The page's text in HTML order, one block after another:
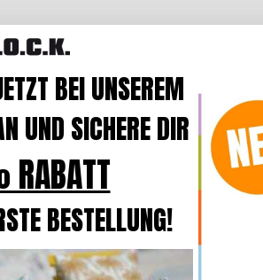
BEI UNSEREM
UND SICHERE DIR
BESTELLUNG!